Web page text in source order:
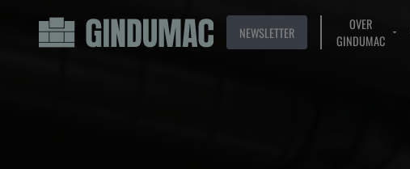
NEWSLETTER
OVER
GINDUMAC